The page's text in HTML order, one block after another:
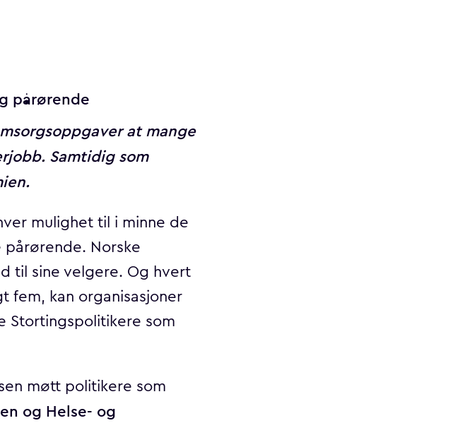
pårørende
at mange
Samtidig som
mulighet til i minne de
Norske
til sine velgere. Og hvert
fem, kan organisasjoner
Stortingspolitikere som
møtt politikere som
og Helse- og